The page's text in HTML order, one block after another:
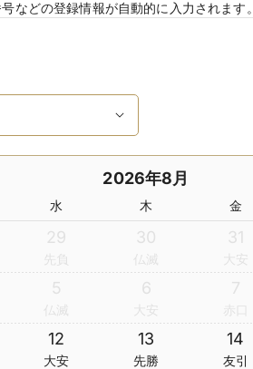
などの登録情報が自動的に入力されます。
2026年8月
水 木 金
29
先負
30
仏滅
31
大安
5
仏滅
6
大安
7
赤口
12
大安
13
先勝
14
友引